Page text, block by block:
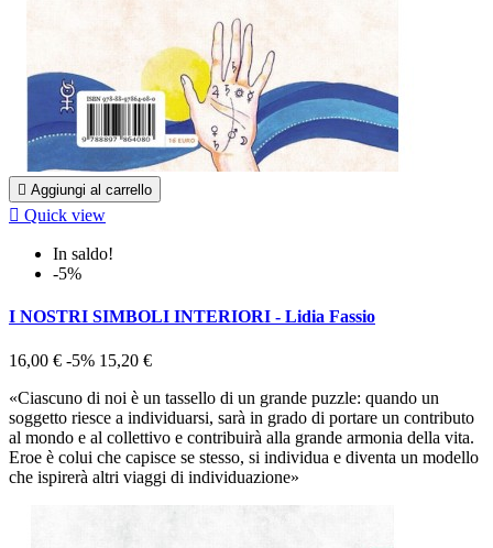
 Aggiungi al carrello
 Quick view
In saldo!
-5%
I NOSTRI SIMBOLI INTERIORI - Lidia Fassio
16,00 € -5% 15,20 €
«Ciascuno di noi è un tassello di un grande puzzle: quando un
soggetto riesce a individuarsi, sarà in grado di portare un contributo
al mondo e al collettivo e contribuirà alla grande armonia della vita.
Eroe è colui che capisce se stesso, si individua e diventa un modello
che ispirerà altri viaggi di individuazione»